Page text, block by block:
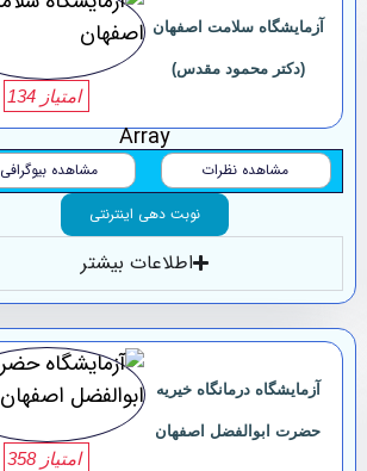
آزمایشگاه سلامت اصفهان
(دکتر محمود مقدس)
امتیاز 134
Array
مشاهده نظرات
مشاهده بیوگرافی
نوبت دهی اینترنتی
اطلاعات بیشتر
آزمایشگاه درمانگاه خیریه
حضرت ابوالفضل اصفهان
امتیاز 358